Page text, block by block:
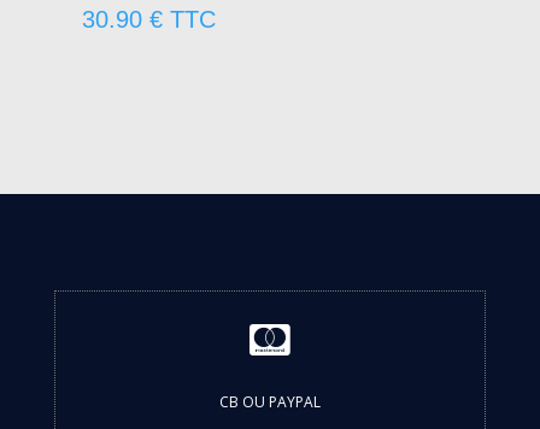
30.90 € TTC

CB OU PAYPAL